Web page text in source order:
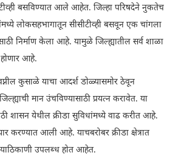
बसविण्यात आले आहेत. जिल्हा परिषदेने नुकतेच
लोकसहभागातून सीसीटीव्ही बसवून एक चांगला
निर्माण केला आहे. यामुळे जिल्ह्यातील सर्व शाळा
होणार आहे.
कुसाळे याचा आदर्श डोळ्यासमोर ठेवून
मान उंचविण्यासाठी प्रयत्न करावेत. या
शासन येथील क्रीडा सुविधांमध्ये वाढ करीत आहे.
करण्यात आली आहे. याचबरोबर क्रीडा क्षेत्रात
उपलब्ध होत आहेत.